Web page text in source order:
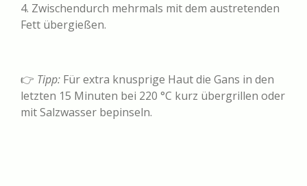
4. Zwischendurch mehrmals mit dem austretenden
Fett übergießen.
👉 Tipp: Für extra knusprige Haut die Gans in den
letzten 15 Minuten bei 220 °C kurz übergrillen oder
mit Salzwasser bepinseln.